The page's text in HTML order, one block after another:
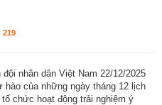
219
nhân dân Việt Nam 22/12/2025
hào của những ngày tháng 12 lịch
chức hoạt động trải nghiệm ý